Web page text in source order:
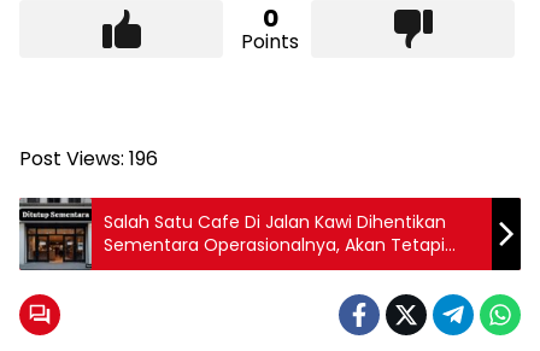
0
Points
Post Views: 196
Salah Satu Cafe Di Jalan Kawi Dihentikan
Sementara Operasionalnya, Akan Tetapi
Tetap Membandel Buka.